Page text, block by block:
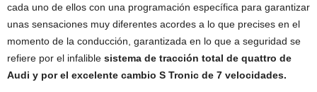
cada uno de ellos con una programación específica para garantizar
unas sensaciones muy diferentes acordes a lo que precises en el
momento de la conducción, garantizada en lo que a seguridad se
refiere por el infalible sistema de tracción total de quattro de
Audi y por el excelente cambio S Tronic de 7 velocidades.